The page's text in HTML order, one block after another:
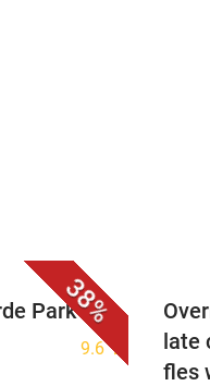
38%
Park
9.6star
late
fles